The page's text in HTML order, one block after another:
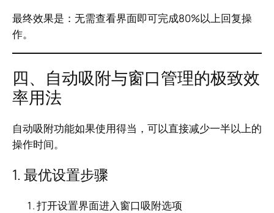
最终效果是：无需查看界面即可完成80%以上回复操
作。
四、自动吸附与窗口管理的极致效
率用法
自动吸附功能如果使用得当，可以直接减少一半以上的
操作时间。
1. 最优设置步骤
打开设置界面进入窗口吸附选项